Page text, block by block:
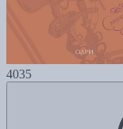
4035